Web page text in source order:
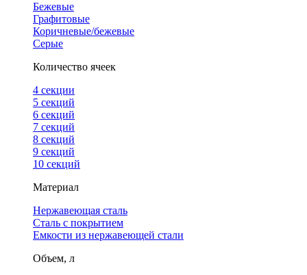
Бежевые
Графитовые
Коричневые/бежевые
Серые
Количество ячеек
4 cекции
5 секций
6 секций
7 секций
8 секций
9 секций
10 секций
Материал
Нержавеющая сталь
Сталь с покрытием
Емкости из нержавеющей стали
Объем, л